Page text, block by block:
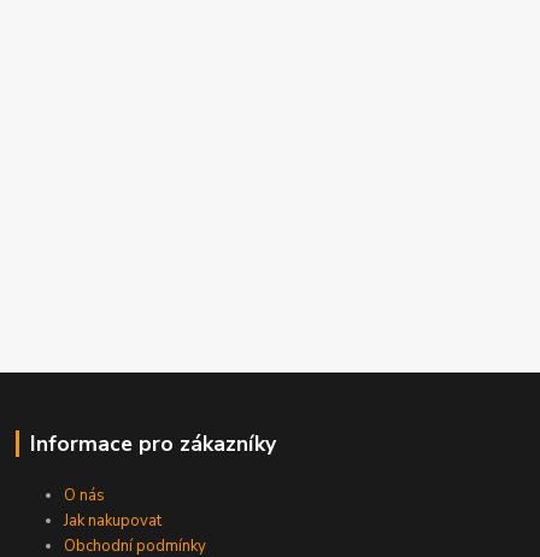
Informace pro zákazníky
O nás
Jak nakupovat
Obchodní podmínky